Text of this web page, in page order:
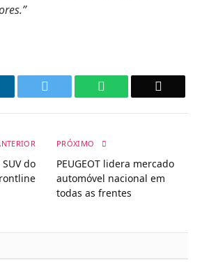
WhatsApp
do
PRÓXIMO
PEUGEOT lidera mercado
automóvel nacional em
todas as frentes